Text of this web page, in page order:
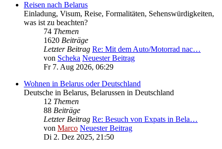
Reisen nach Belarus
Einladung, Visum, Reise, Formalitäten, Sehenswürdigkeiten,
was ist zu beachten?
74 Themen
1620 Beiträge
Letzter Beitrag Re: Mit dem Auto/Motorrad nac…
von Scheka Neuester Beitrag
Fr 7. Aug 2026, 06:29
Wohnen in Belarus oder Deutschland
Deutsche in Belarus, Belarussen in Deutschland
12 Themen
88 Beiträge
Letzter Beitrag Re: Besuch von Expats in Bela…
von Marco Neuester Beitrag
Di 2. Dez 2025, 21:50